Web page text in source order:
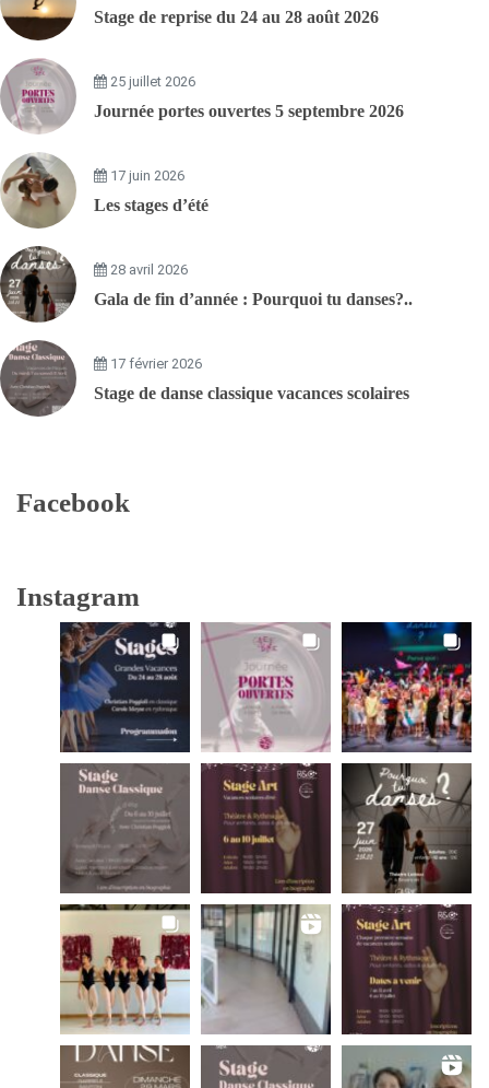
Stage de reprise du 24 au 28 août 2026
25 juillet 2026
Journée portes ouvertes 5 septembre 2026
17 juin 2026
Les stages d’été
28 avril 2026
Gala de fin d’année : Pourquoi tu danses?..
17 février 2026
Stage de danse classique vacances scolaires
Facebook
Instagram